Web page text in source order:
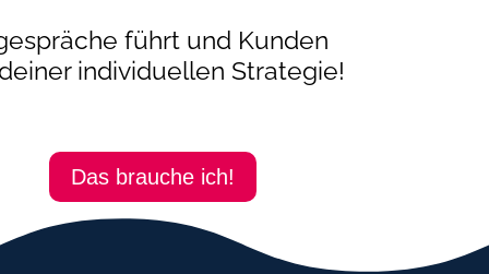
führt und Kunden
individuellen Strategie!
Das brauche ich!